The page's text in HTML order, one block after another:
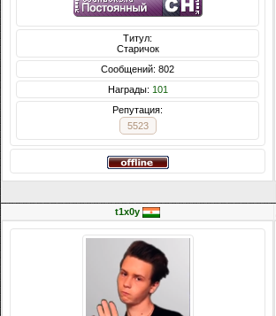
Титул:
Старичок
Сообщений: 802
Награды: 101
Репутация:
5523
t1x0y